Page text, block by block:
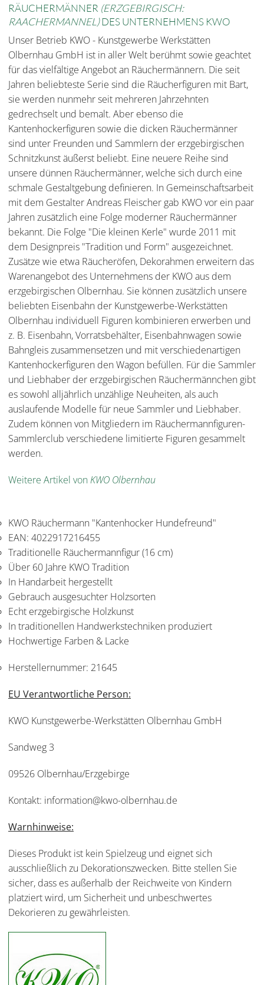
RÄUCHERMÄNNER (ERZGEBIRGISCH:
RAACHERMANNEL)DES UNTERNEHMENS KWO
Unser Betrieb KWO - Kunstgewerbe Werkstätten
Olbernhau GmbH ist in aller Welt berühmt sowie geachtet
für das vielfältige Angebot an Räuchermännern. Die seit
Jahren beliebteste Serie sind die Räucherfiguren mit Bart,
sie werden nunmehr seit mehreren Jahrzehnten
gedrechselt und bemalt. Aber ebenso die
Kantenhockerfiguren sowie die dicken Räuchermänner
sind unter Freunden und Sammlern der erzgebirgischen
Schnitzkunst äußerst beliebt. Eine neuere Reihe sind
unsere dünnen Räuchermänner, welche sich durch eine
schmale Gestaltgebung definieren. In Gemeinschaftsarbeit
mit dem Gestalter Andreas Fleischer gab KWO vor ein paar
Jahren zusätzlich eine Folge moderner Räuchermänner
bekannt. Die Folge "Die kleinen Kerle" wurde 2011 mit
dem Designpreis "Tradition und Form" ausgezeichnet.
Zusätze wie etwa Räucheröfen, Dekorahmen erweitern das
Warenangebot des Unternehmens der KWO aus dem
erzgebirgischen Olbernhau. Sie können zusätzlich unsere
beliebten Eisenbahn der Kunstgewerbe-Werkstätten
Olbernhau individuell Figuren kombinieren erwerben und
z. B. Eisenbahn, Vorratsbehälter, Eisenbahnwagen sowie
Bahngleis zusammensetzen und mit verschiedenartigen
Kantenhockerfiguren den Wagon befüllen. Für die Sammler
und Liebhaber der erzgebirgischen Räuchermännchen gibt
es sowohl alljährlich unzählige Neuheiten, als auch
auslaufende Modelle für neue Sammler und Liebhaber.
Zudem können von Mitgliedern im Räuchermannfiguren-
Sammlerclub verschiedene limitierte Figuren gesammelt
werden.
Weitere Artikel vonKWO Olbernhau
KWO Räuchermann "Kantenhocker Hundefreund"
EAN: 4022917216455
Traditionelle Räuchermannfigur (16 cm)
Über 60 Jahre KWO Tradition
In Handarbeit hergestellt
Gebrauch ausgesuchter Holzsorten
Echt erzgebirgische Holzkunst
In traditionellen Handwerkstechniken produziert
Hochwertige Farben & Lacke
Herstellernummer: 21645
EU Verantwortliche Person:
KWO Kunstgewerbe-Werkstätten Olbernhau GmbH
Sandweg 3
09526 Olbernhau/Erzgebirge
Kontakt: information@kwo-olbernhau.de
Warnhinweise:
Dieses Produkt ist kein Spielzeug und eignet sich
ausschließlich zu Dekorationszwecken. Bitte stellen Sie
sicher, dass es außerhalb der Reichweite von Kindern
platziert wird, um Sicherheit und unbeschwertes
Dekorieren zu gewährleisten.